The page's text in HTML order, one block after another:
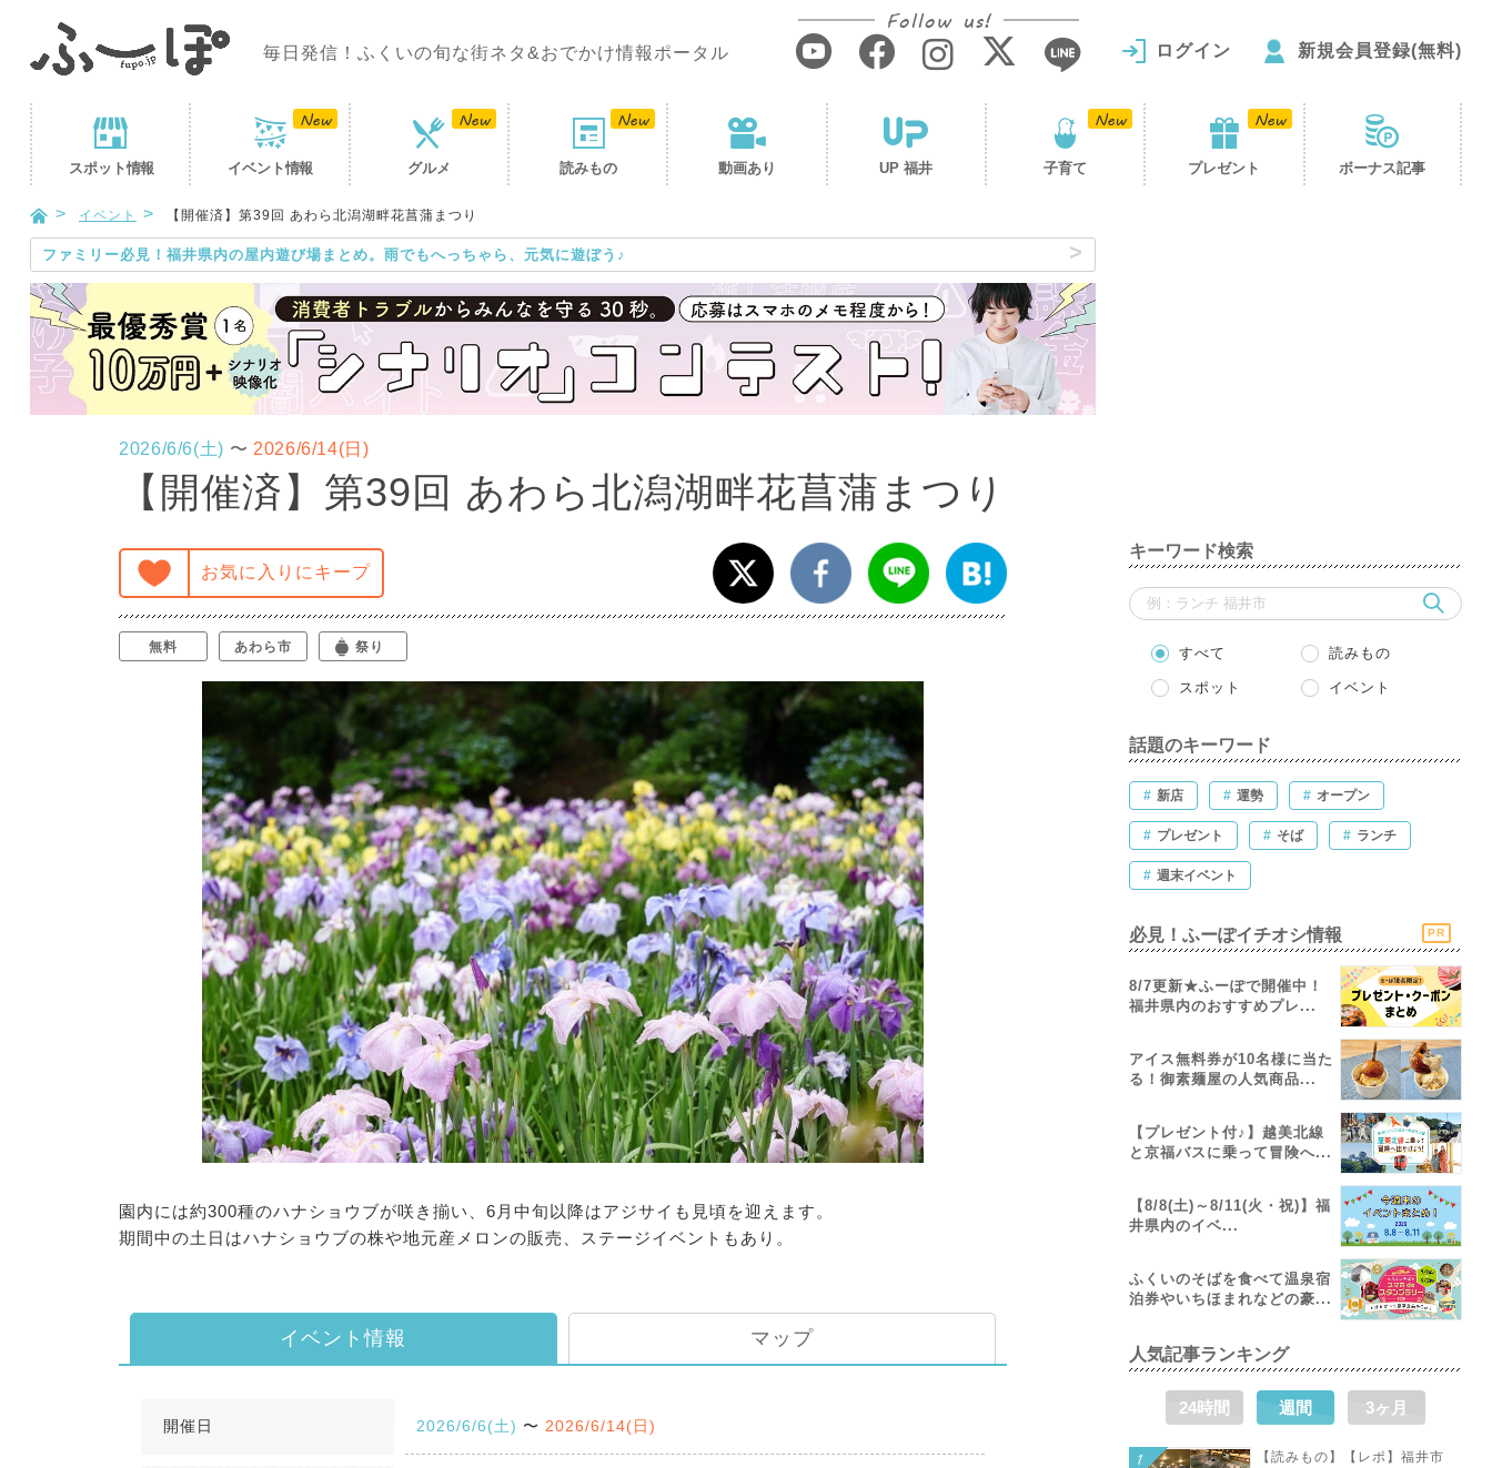
毎日発信！ふくいの旬な街ネタ&おでかけ情報ポータル
Follow us!
ログイン 新規会員登録(無料)
スポット情報 イベント情報 グルメ 読みもの 動画あり UP 福井 子育て プレゼント ボーナス記事
イベント 【開催済】第39回 あわら北潟湖畔花菖蒲まつり
ファミリー必見！福井県内の屋内遊び場まとめ。雨でもへっちゃら、元気に遊ぼう♪
2026/6/6(土) 〜 2026/6/14(日)
【開催済】第39回 あわら北潟湖畔花菖蒲まつり
お気に入りにキープ
無料 あわら市 祭り
園内には約300種のハナショウブが咲き揃い、6月中旬以降はアジサイも見頃を迎えます。
期間中の土日はハナショウブの株や地元産メロンの販売、ステージイベントもあり。
イベント情報 マップ
開催日 2026/6/6(土) 〜 2026/6/14(日)
キーワード検索
すべて 読みもの
スポット イベント
話題のキーワード
# 新店 # 運勢 # オープン
# プレゼント # そば # ランチ
# 週末イベント
必見！ふーぽイチオシ情報 PR
8/7更新★ふーぽで開催中！
福井県内のおすすめプレ...
アイス無料券が10名様に当た
る！御素麺屋の人気商品...
【プレゼント付♪】越美北線
と京福バスに乗って冒険へ...
【8/8(土)～8/11(火・祝)】福
井県内のイベ...
ふくいのそばを食べて温泉宿
泊券やいちほまれなどの豪...
人気記事ランキング
24時間 週間 3ヶ月
【読みもの】【レポ】福井市